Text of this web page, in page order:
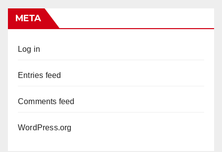
META
Log in
Entries feed
Comments feed
WordPress.org